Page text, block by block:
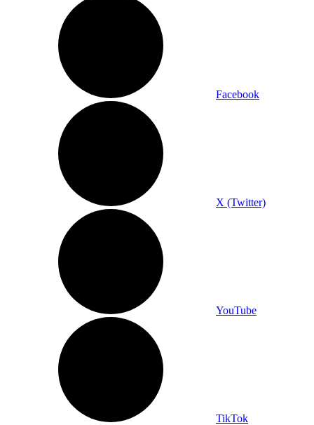
Facebook
X (Twitter)
YouTube
TikTok